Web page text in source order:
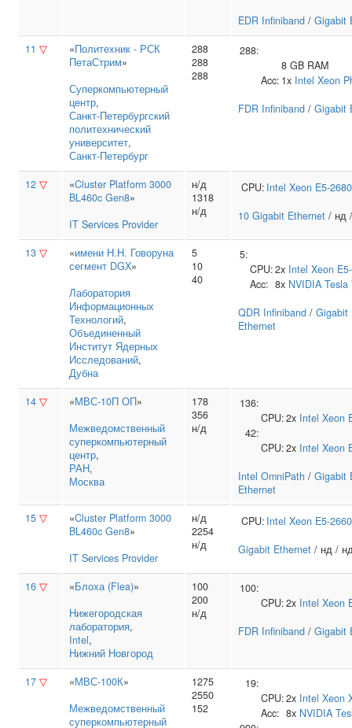
EDR Infiniband / Gigabit
11 ▽ «Политехник - РСК
ПетаСтрим»
Суперкомпьютерный
центр,
Санкт‑Петербургский
политехнический
университет,
Санкт-Петербург
288
288
288
288:
8 GB RAM
Acc: 1x Intel Xeon
FDR Infiniband / Gigabit
12 ▽ «Cluster Platform 3000
BL460c Gen8»
IT Services Provider
н/д
1318
н/д
CPU: Intel Xeon E5-
10 Gigabit Ethernet / нд
13 ▽ «имени Н.Н. Говоруна
сегмент DGX»
Лаборатория
Информационных
Технологий,
Объединенный
Институт Ядерных
Исследований,
Дубна
5
10
40
5:
CPU:2x Intel Xeon
Acc: 8x NVIDIA Tesla
QDR Infiniband / Gigabit
Ethernet
14 ▽ «МВС-10П ОП»
Межведомственный
суперкомпьютерный
центр,
РАН,
Москва
178
356
н/д
136:
CPU:2x Intel Xeon
42:
CPU:2x Intel Xeon
Intel OmniPath / Gigabit
Ethernet
15 ▽ «Cluster Platform 3000
BL460c Gen8»
IT Services Provider
н/д
2254
н/д
CPU: Intel Xeon E5-2660
Gigabit Ethernet / нд /
16 ▽ «Блоха (Flea)»
Нижегородская
лаборатория,
Intel,
Нижний Новгород
100
200
н/д
100:
CPU:2x Intel Xeon
FDR Infiniband / Gigabit
17 ▽ «МВС-100К»
Межведомственный
суперкомпьютерный
1275
2550
152
19:
CPU:2x Intel Xeon
Acc: 8x NVIDIA